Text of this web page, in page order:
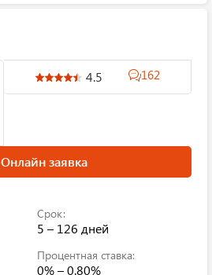
4.5 162
Онлайн заявка
Срок:
5 – 126 дней
Процентная ставка:
0% – 0.80%